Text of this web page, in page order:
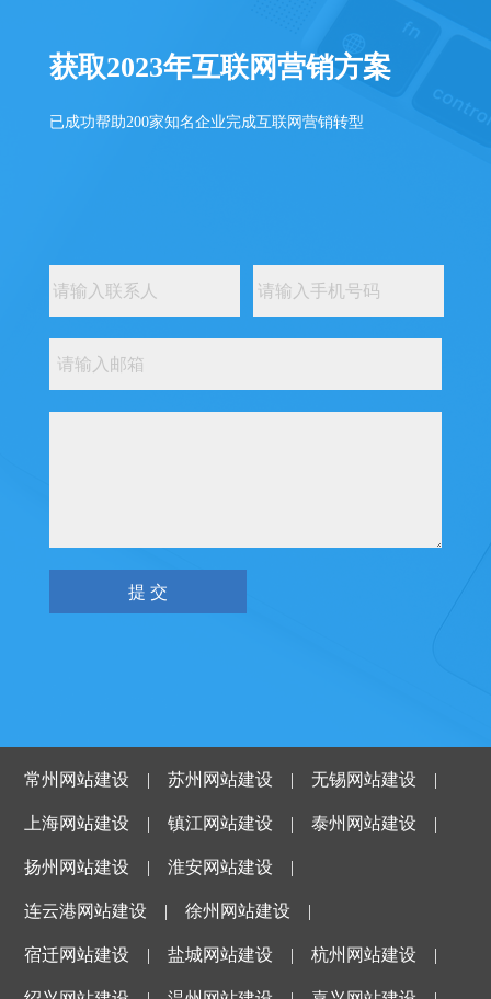
获取2023年互联网营销方案
已成功帮助200家知名企业完成互联网营销转型
常州网站建设 |苏州网站建设 |无锡网站建设 |
上海网站建设 |镇江网站建设 |泰州网站建设 |
扬州网站建设 |淮安网站建设 |
连云港网站建设 |徐州网站建设 |
宿迁网站建设 |盐城网站建设 |杭州网站建设 |